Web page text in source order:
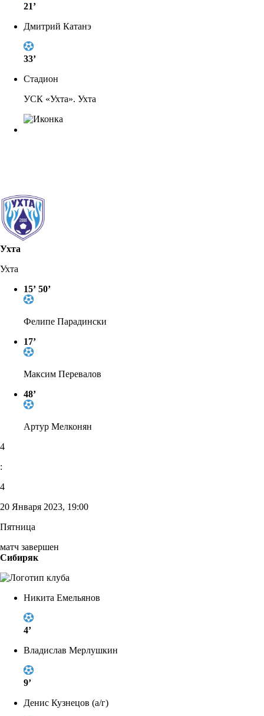
21’
Дмитрий Катанэ
33’
Стадион
УСК «Ухта». Ухта
Ухта
Ухта
15’ 50’
Фелипе Парадински
17’
Максим Перевалов
48’
Артур Мелконян
4
:
4
20 Января 2023, 19:00
Пятница
матч завершен
Сибиряк
Никита Емельянов
4’
Владислав Мерлушкин
9’
Денис Кузнецов (а/г)